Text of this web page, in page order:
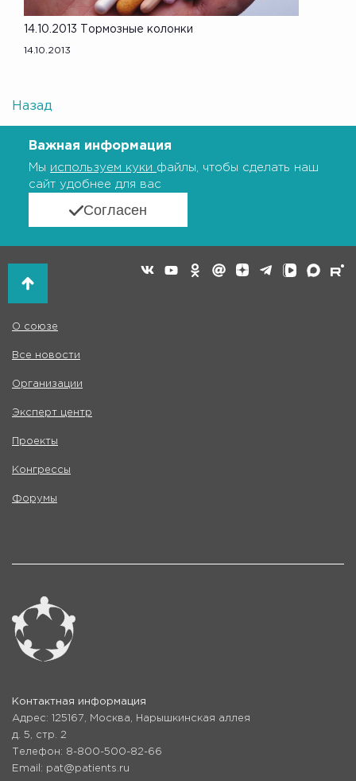
14.10.2013 Тормозные колонки
14.10.2013
Назад
Важная информация
Мы используем куки файлы, чтобы сделать наш
сайт удобнее для вас
Согласен
О союзе
Все новости
Организации
Эксперт центр
Проекты
Конгрессы
Форумы
Контактная информация
Адрес: 125167, Москва, Нарышкинская аллея
д. 5, стр. 2
Телефон: 8-800-500-82-66
Email: pat@patients.ru